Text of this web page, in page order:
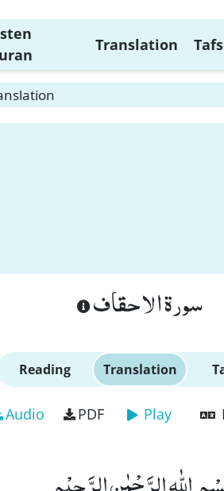
Translation
سورة الاحقاف
Reading Translation
Audio PDF Play